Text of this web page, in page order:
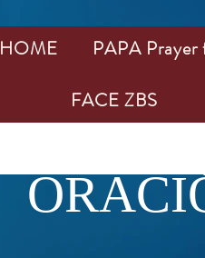
HOME PAPA Prayer
FACE ZBS